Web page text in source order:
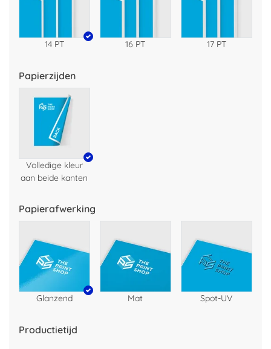
14 PT 16 PT 17 PT
Papierzijden
Volledige kleur
aan beide kanten
Papierafwerking
Glanzend Mat Spot-UV
Productietijd